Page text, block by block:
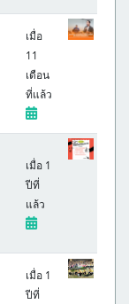
เมื่อ
11
เดือน
ที่แล้ว
เมื่อ 1
ปีที่
แล้ว
เมื่อ 1
ปีที่